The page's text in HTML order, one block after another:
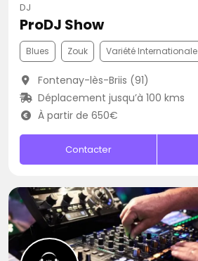
DJ
ProDJ Show
Blues Zouk Variété Internationale
Fontenay-lès-Briis (91)
Déplacement jusqu’à 100 kms
À partir de 650€
Contacter